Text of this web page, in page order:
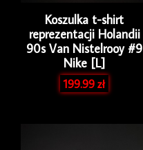
Koszulka t-shirt
reprezentacji Holandii
90s Van Nistelrooy #9
Nike [L]
199.99zł